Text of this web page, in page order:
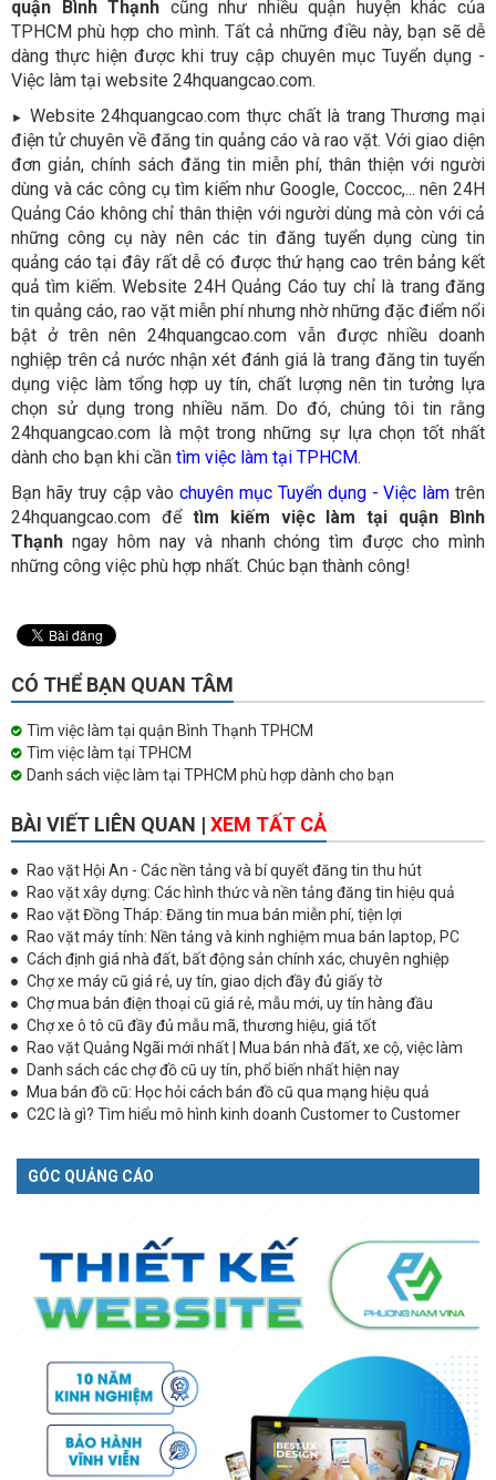
quận Bình Thạnh cũng như nhiều quận huyện khác của
TPHCM phù hợp cho mình. Tất cả những điều này, bạn sẽ dễ
dàng thực hiện được khi truy cập chuyên mục Tuyển dụng -
Việc làm tại website 24hquangcao.com.
►
Website 24hquangcao.com thực chất là trang Thương mại
điện tử chuyên về đăng tin quảng cáo và rao vặt. Với giao diện
đơn giản, chính sách đăng tin miễn phí, thân thiện với người
dùng và các công cụ tìm kiếm như Google, Coccoc,... nên 24H
Quảng Cáo không chỉ thân thiện với người dùng mà còn với cả
những công cụ này nên các tin đăng tuyển dụng cùng tin
quảng cáo tại đây rất dễ có được thứ hạng cao trên bảng kết
quả tìm kiếm. Website 24H Quảng Cáo tuy chỉ là trang đăng
tin quảng cáo, rao vặt miễn phí nhưng nhờ những đặc điểm nổi
bật ở trên nên 24hquangcao.com vẫn được nhiều doanh
nghiệp trên cả nước nhận xét đánh giá là trang đăng tin tuyển
dụng việc làm tổng hợp uy tín, chất lượng nên tin tưởng lựa
chọn sử dụng trong nhiều năm. Do đó, chúng tôi tin rằng
24hquangcao.com là một trong những sự lựa chọn tốt nhất
dành cho bạn khi cần tìm việc làm tại TPHCM.
Bạn hãy truy cập vàochuyên mục Tuyển dụng - Việc làm trên
24hquangcao.com để tìm kiếm việc làm tại quận Bình
Thạnh ngay hôm nay và nhanh chóng tìm được cho mình
những công việc phù hợp nhất. Chúc bạn thành công!
CÓ THỂ BẠN QUAN TÂM
Tìm việc làm tại quận Bình Thạnh TPHCM
Tìm việc làm tại TPHCM
Danh sách việc làm tại TPHCM phù hợp dành cho bạn
BÀI VIẾT LIÊN QUAN | XEM TẤT CẢ
Rao vặt Hội An - Các nền tảng và bí quyết đăng tin thu hút
Rao vặt xây dựng: Các hình thức và nền tảng đăng tin hiệu quả
Rao vặt Đồng Tháp: Đăng tin mua bán miễn phí, tiện lợi
Rao vặt máy tính: Nền tảng và kinh nghiệm mua bán laptop, PC
Cách định giá nhà đất, bất động sản chính xác, chuyên nghiệp
Chợ xe máy cũ giá rẻ, uy tín, giao dịch đầy đủ giấy tờ
Chợ mua bán điện thoại cũ giá rẻ, mẫu mới, uy tín hàng đầu
Chợ xe ô tô cũ đầy đủ mẫu mã, thương hiệu, giá tốt
Rao vặt Quảng Ngãi mới nhất | Mua bán nhà đất, xe cộ, việc làm
Danh sách các chợ đồ cũ uy tín, phổ biến nhất hiện nay
Mua bán đồ cũ: Học hỏi cách bán đồ cũ qua mạng hiệu quả
C2C là gì? Tìm hiểu mô hình kinh doanh Customer to Customer
GÓC QUẢNG CÁO